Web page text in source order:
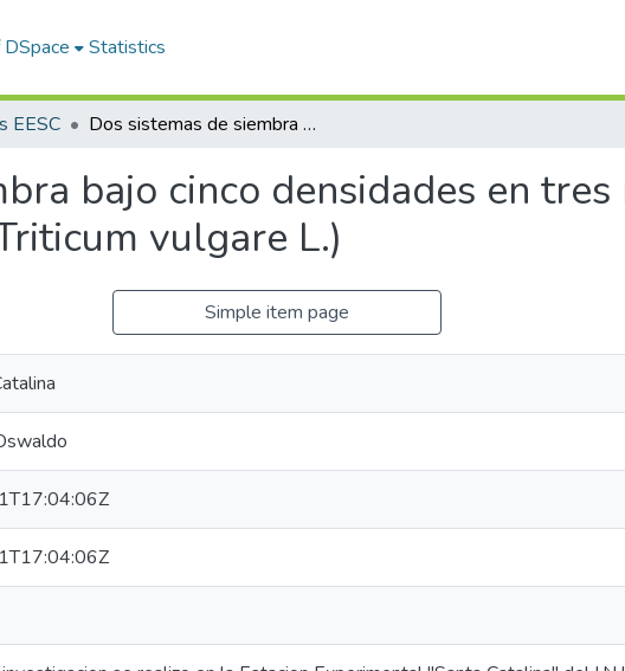
Statistics
EESC Dos sistemas de siembra bajo cinco densidades en tres nuevas variedades de trigo (Triticum vulgare L.)
bajo cinco densidades en tres
vulgare L.)
Simple item page